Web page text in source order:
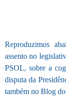
Reproduzimos
assento no
PSOL, sobre a
disputa da
também no Blog